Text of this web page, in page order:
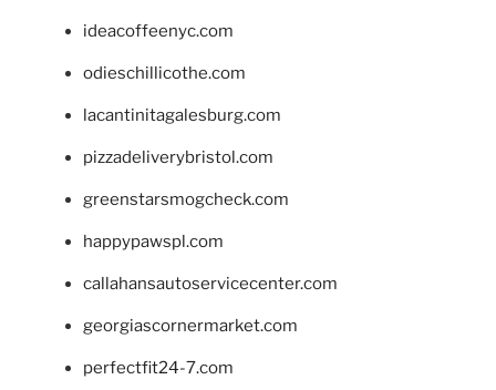
ideacoffeenyc.com
odieschillicothe.com
lacantinitagalesburg.com
pizzadeliverybristol.com
greenstarsmogcheck.com
happypawspl.com
callahansautoservicecenter.com
georgiascornermarket.com
perfectfit24-7.com